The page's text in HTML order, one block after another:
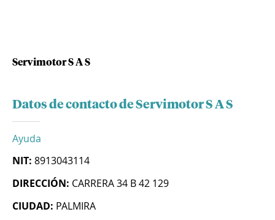
Servimotor S A S
Datos de contacto de Servimotor S A S
Ayuda
NIT: 8913043114
DIRECCIÓN: CARRERA 34 B 42 129
CIUDAD: PALMIRA